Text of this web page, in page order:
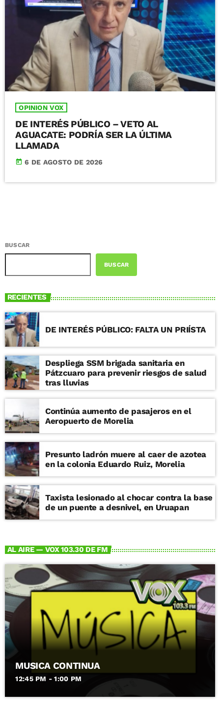
OPINION VOX
DE INTERÉS PÚBLICO – VETO AL
AGUACATE: PODRÍA SER LA ÚLTIMA
LLAMADA
today 6 DE AGOSTO DE 2026
BUSCAR
BUSCAR
RECIENTES
DE INTERÉS PÚBLICO: FALTA UN PRIÍSTA
Despliega SSM brigada sanitaria en
Pátzcuaro para prevenir riesgos de salud
tras lluvias
Continúa aumento de pasajeros en el
Aeropuerto de Morelia
Presunto ladrón muere al caer de azotea
en la colonia Eduardo Ruiz, Morelia
Taxista lesionado al chocar contra la base
de un puente a desnivel, en Uruapan
AL AIRE — VOX 103.30 DE FM
MUSICA CONTINUA
12:45 PM - 1:00 PM